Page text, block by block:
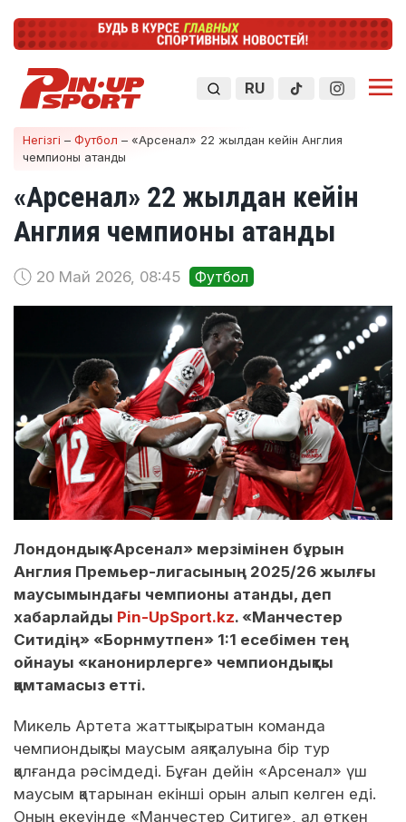
RU
Негізгі – Футбол – «Арсенал» 22 жылдан кейін Англия
чемпионы атанды
«Арсенал» 22 жылдан кейін
Англия чемпионы атанды
20 Май 2026, 08:45 Футбол
Лондондық «Арсенал» мерзімінен бұрын
Англия Премьер-лигасының 2025/26 жылғы
маусымындағы чемпионы атанды, деп
хабарлайды Pin-UpSport.kz. «Манчестер
Ситидің» «Борнмутпен» 1:1 есебімен тең
ойнауы «канонирлерге» чемпиондықты
қамтамасыз етті.
Микель Артета жаттықтыратын команда
чемпиондықты маусым аяқталуына бір тур
қалғанда рәсімдеді. Бұған дейін «Арсенал» үш
маусым қатарынан екінші орын алып келген еді.
Оның екеуінде «Манчестер Ситиге», ал өткен